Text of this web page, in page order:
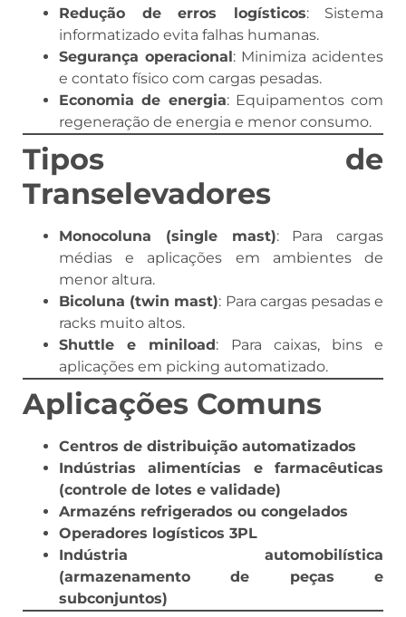
Redução de erros logísticos: Sistema
informatizado evita falhas humanas.
Segurança operacional : Minimiza acidentes
e contato físico com cargas pesadas.
Economia de energia: Equipamentos com
regeneração de energia e menor consumo.
Tipos de
Transelevadores
Monocoluna (single mast): Para cargas
médias e aplicações em ambientes de
menor altura.
Bicoluna (twin mast): Para cargas pesadas e
racks muito altos.
Shuttle e miniload : Para caixas, bins e
aplicações em picking automatizado.
Aplicações Comuns
Centros de distribuição automatizados
Indústrias alimentícias e farmacêuticas
(controle de lotes e validade)
Armazéns refrigerados ou congelados
Operadores logísticos 3PL
Indústria automobilística
(armazenamento de peças e
subconjuntos)